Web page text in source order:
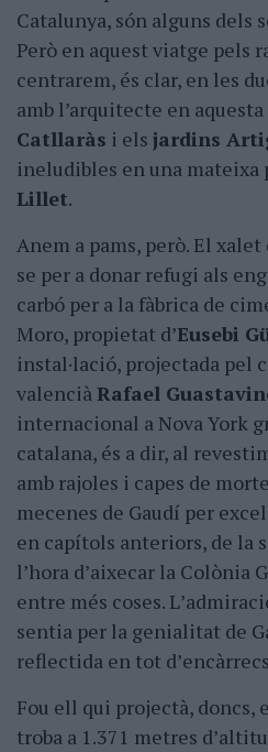
Catalunya, són alguns dels
Però en aquest viatge pels
centrarem, és clar, en les
amb l’arquitecte en
Catllaràs i els jardins
ineludibles en una mateixa
Lillet.
Anem a pams, però. El
se per a donar refugi als
carbó per a la fàbrica de
Moro, propietat dʼEusebi
instal·lació, projectada pel
valenciàRafael
internacional a Nova York
catalana, és a dir, al
amb rajoles i capes de
mecenes de Gaudí per
en capítols anteriors, de la
lʼhora dʼaixecar la Colònia
entre més coses.
sentia per la genialitat de
reflectida en tot
Fou ell qui projectà, doncs,
troba a 1.371 metres